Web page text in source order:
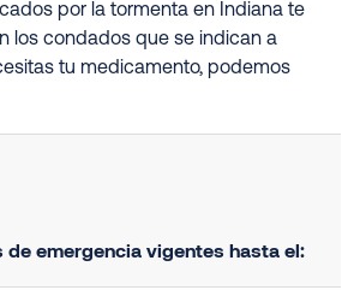
por la tormenta en Indiana te
los condados que se indican a
tu medicamento, podemos
de emergencia vigentes hasta el: